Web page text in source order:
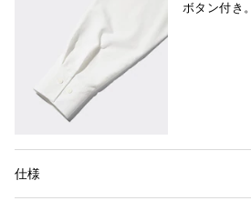
ボタン付き。
仕様